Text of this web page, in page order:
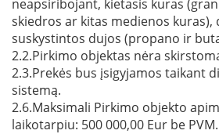
neapsiribojant, kietasis kuras
skiedros ar kitas medienos kuras),
suskystintos dujos (propano ir
2.2.Pirkimo objektas nėra
2.3.Prekės bus įsigyjamos taikant
sistemą.
2.6.Maksimali Pirkimo objekto
laikotarpiu: 500 000,00 Eur be PVM.